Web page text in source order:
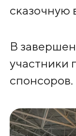
сказочную
В
участники
спонсоров.